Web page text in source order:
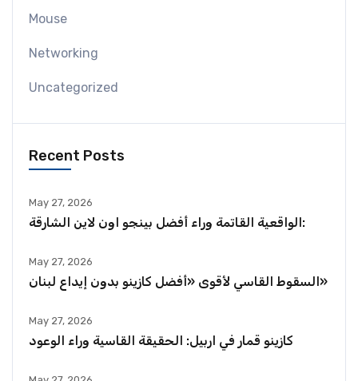
Mouse
Networking
Uncategorized
Recent Posts
May 27, 2026
الواقعية القاتمة وراء أفضل بينجو اون لاين الشارقة:
May 27, 2026
السقوط القاسي لأقوى «أفضل كازينو بدون إيداع لبنان»
May 27, 2026
كازينو قمار في اربيل: الحقيقة القاسية وراء الوعود